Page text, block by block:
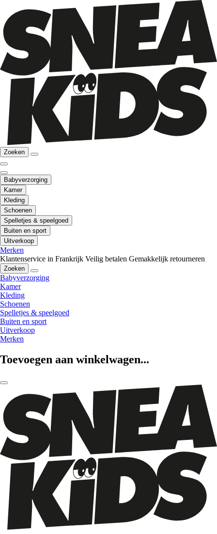
Zoeken
Babyverzorging
Kamer
Kleding
Schoenen
Spelletjes & speelgoed
Buiten en sport
Uitverkoop
Merken
Klantenservice in Frankrijk Veilig betalen Gemakkelijk retourneren
Zoeken
Babyverzorging
Kamer
Kleding
Schoenen
Spelletjes & speelgoed
Buiten en sport
Uitverkoop
Merken
Toevoegen aan winkelwagen...